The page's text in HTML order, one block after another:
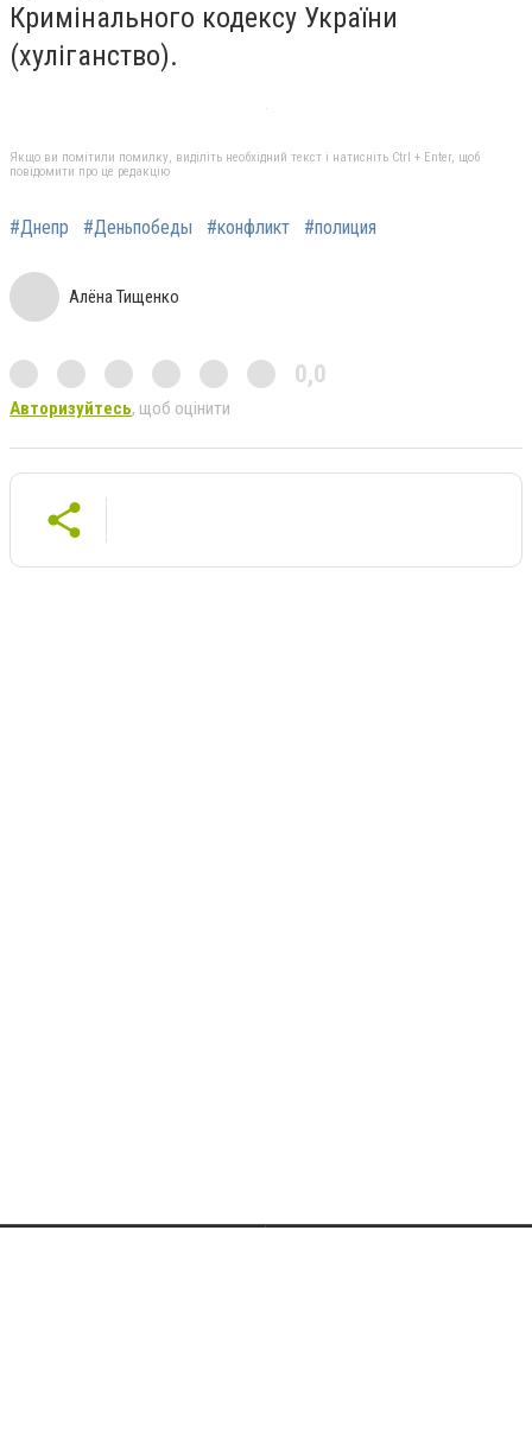
Кримінального кодексу України
(хуліганство).
Якщо ви помітили помилку, виділіть необхідний текст і натисніть Ctrl + Enter, щоб
повідомити про це редакцію
#Днепр #Деньпобеды #конфликт #полиция
Алёна Тищенко
0,0
Авторизуйтесь, щоб оцінити